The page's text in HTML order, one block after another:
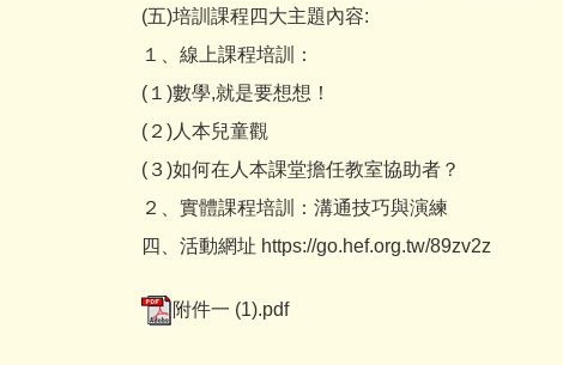
(五)培訓課程四大主題內容:
１、線上課程培訓：
(１)數學,就是要想想！
(２)人本兒童觀
(３)如何在人本課堂擔任教室協助者？
２、實體課程培訓：溝通技巧與演練
四、活動網址 https://go.hef.org.tw/89zv2z
附件一 (1).pdf